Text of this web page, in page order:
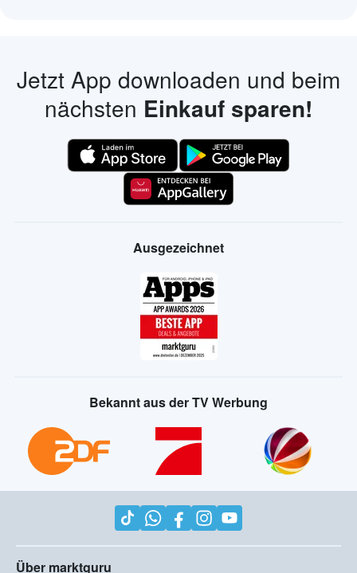
Jetzt App downloaden und beim
nächsten Einkauf sparen!
Ausgezeichnet
Bekannt aus der TV Werbung
Über marktguru